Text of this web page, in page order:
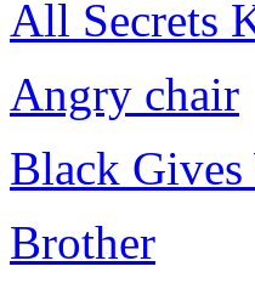
All Secrets
Angry chair
Black
Brother